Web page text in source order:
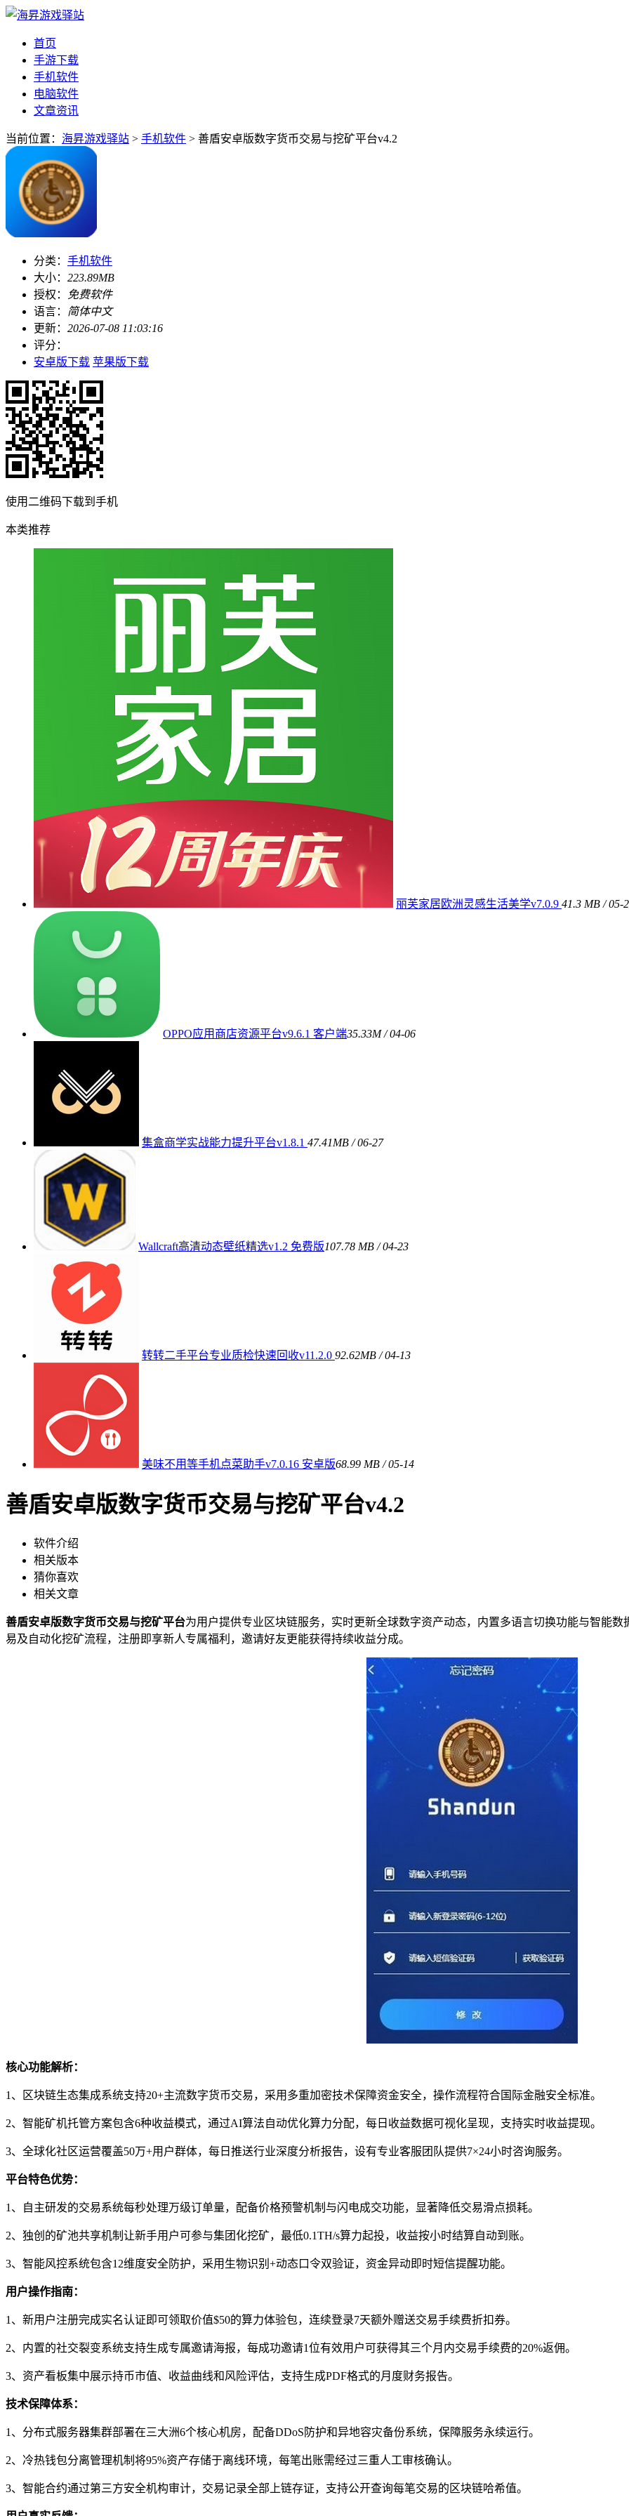
首页
手游下载
手机软件
电脑软件
文章资讯
当前位置： 海昇游戏驿站 > 手机软件 > 善盾安卓版数字货币交易与挖矿平台v4.2
分类： 手机软件
大小： 223.89MB
授权：
免费软件
语言：
简体中文
更新： 2026-07-08 11:03:16
评分：
安卓版下载 苹果版下载
使用二维码下载到手机
本类推荐
丽芙家居欧洲灵感生活美学v7.0.9 41.3 MB / 05-
OPPO应用商店资源平台v9.6.1 客户端35.33M / 04-06
集盒商学实战能力提升平台v1.8.1 47.41MB / 06-27
Wallcraft高清动态壁纸精选v1.2 免费版107.78 MB / 04-23
转转二手平台专业质检快速回收v11.2.0 92.62MB / 04-13
美味不用等手机点菜助手v7.0.16 安卓版68.99 MB / 05-14
善盾安卓版数字货币交易与挖矿平台v4.2
软件介绍
相关版本
猜你喜欢
相关文章
善盾安卓版数字货币交易与挖矿平台为用户提供专业区块链服务，实时更新全球数字资产动态，内置多语言切换功能与智能
易及自动化挖矿流程，注册即享新人专属福利，邀请好友更能获得持续收益分成。
核心功能解析：
1、区块链生态集成系统支持20+主流数字货币交易，采用多重加密技术保障资金安全，操作流程符合国际金融安全标准。
2、智能矿机托管方案包含6种收益模式，通过AI算法自动优化算力分配，每日收益数据可视化呈现，支持实时收益提现。
3、全球化社区运营覆盖50万+用户群体，每日推送行业深度分析报告，设有专业客服团队提供7×24小时咨询服务。
平台特色优势：
1、自主研发的交易系统每秒处理万级订单量，配备价格预警机制与闪电成交功能，显著降低交易滑点损耗。
2、独创的矿池共享机制让新手用户可参与集团化挖矿，最低0.1TH/s算力起投，收益按小时结算自动到账。
3、智能风控系统包含12维度安全防护，采用生物识别+动态口令双验证，资金异动即时短信提醒功能。
用户操作指南：
1、新用户注册完成实名认证即可领取价值$50的算力体验包，连续登录7天额外赠送交易手续费折扣券。
2、内置的社交裂变系统支持生成专属邀请海报，每成功邀请1位有效用户可获得其三个月内交易手续费的20%返佣。
3、资产看板集中展示持币市值、收益曲线和风险评估，支持生成PDF格式的月度财务报告。
技术保障体系：
1、分布式服务器集群部署在三大洲6个核心机房，配备DDoS防护和异地容灾备份系统，保障服务永续运行。
2、冷热钱包分离管理机制将95%资产存储于离线环境，每笔出账需经过三重人工审核确认。
3、智能合约通过第三方安全机构审计，交易记录全部上链存证，支持公开查询每笔交易的区块链哈希值。